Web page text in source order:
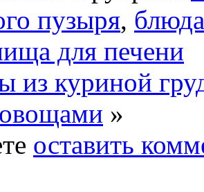
пузыря,
для печени
из куриной
»
оставить